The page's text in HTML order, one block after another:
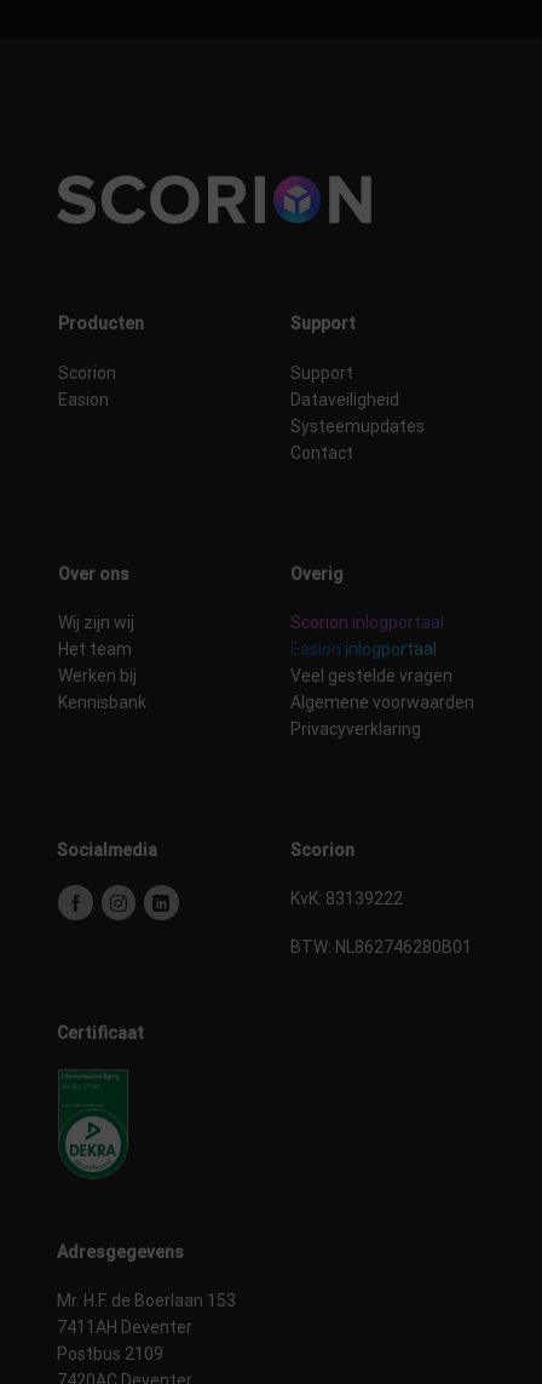
Producten
Scorion
Easion
Support
Support
Dataveiligheid
Systeemupdates
Contact
Over ons
Wij zijn wij
Het team
Werken bij
Kennisbank
Overig
Scorion inlogportaal
Easion inlogportaal
Veel gestelde vragen
Algemene voorwaarden
Privacyverklaring
Socialmedia Scorion
KvK: 83139222
BTW: NL862746280B01
Certificaat
Adresgegevens
Mr. H.F. de Boerlaan 153
7411AH Deventer
Postbus 2109